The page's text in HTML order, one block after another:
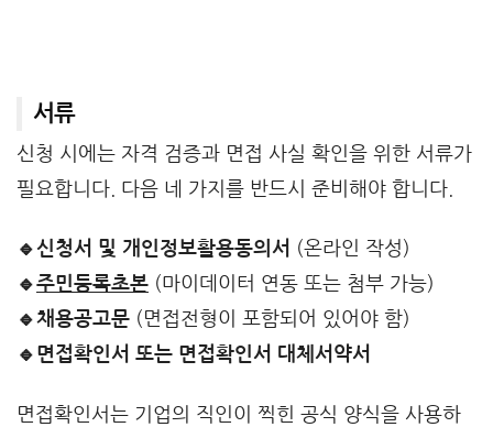
서류
신청 시에는 자격 검증과 면접 사실 확인을 위한 서류가
필요합니다. 다음 네 가지를 반드시 준비해야 합니다.
🔹신청서 및 개인정보활용동의서
(온라인 작성)
🔹주민등록초본 (마이데이터 연동 또는 첨부 가능)
🔹채용공고문 (면접전형이 포함되어 있어야 함)
🔹면접확인서 또는 면접확인서 대체서약서
면접확인서는 기업의 직인이 찍힌 공식 양식을 사용하